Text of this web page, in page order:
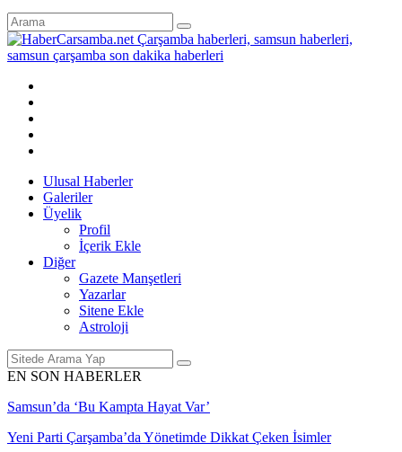
Ulusal Haberler
Galeriler
Üyelik
Profil
İçerik Ekle
Diğer
Gazete Manşetleri
Yazarlar
Sitene Ekle
Astroloji
EN SON HABERLER
Samsun’da ‘Bu Kampta Hayat Var’
Yeni Parti Çarşamba’da Yönetimde Dikkat Çeken İsimler